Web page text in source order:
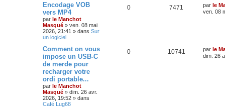
Encodage VOB
vers MP4
par le Manchot
Masqué » ven. 08 mai
2026, 21:41 » dans Sur
un logiciel
0 7471 par le
ven. 08
Comment on vous
impose un USB-C
de merde pour
recharger votre
ordi portable...
par le Manchot
Masqué » dim. 26 avr.
2026, 19:52 » dans
Café Lug68
0 10741 par le
dim. 26